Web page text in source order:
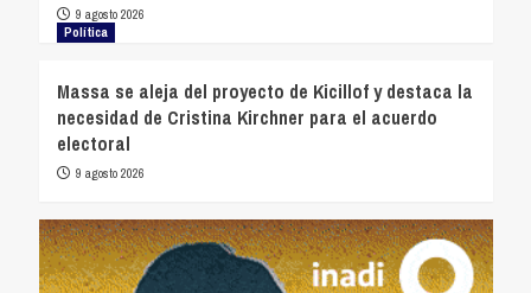
9 agosto 2026
Política
Massa se aleja del proyecto de Kicillof y destaca la
necesidad de Cristina Kirchner para el acuerdo
electoral
9 agosto 2026